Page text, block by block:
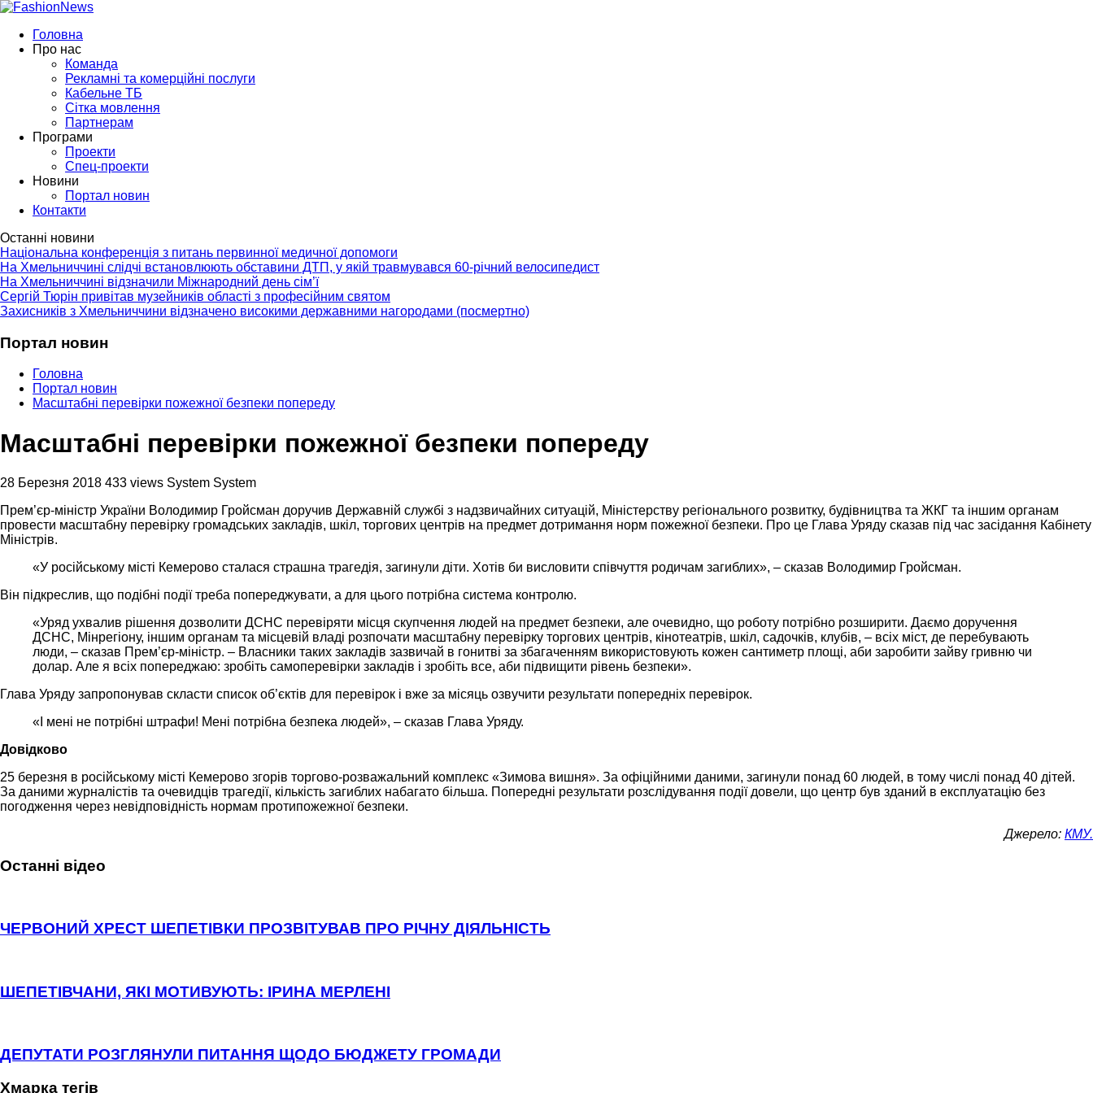
Головна
Про нас
Команда
Рекламні та комерційні послуги
Кабельне ТБ
Сітка мовлення
Партнерам
Програми
Проекти
Спец-проекти
Новини
Портал новин
Контакти
Останні новини
Національна конференція з питань первинної медичної допомоги
На Хмельниччині слідчі встановлюють обставини ДТП, у якій травмувався 60-річний велосипедист
На Хмельниччині відзначили Міжнародний день сім’ї
Сергій Тюрін привітав музейників області з професійним святом
Захисників з Хмельниччини відзначено високими державними нагородами (посмертно)
Портал новин
Головна
Портал новин
Масштабні перевірки пожежної безпеки попереду
Масштабні перевірки пожежної безпеки попереду
28 Березня 2018 433 views System System
Прем’єр-міністр України Володимир Гройсман доручив Державній службі з надзвичайних ситуацій, Міністерству регіонального розвитку, будівництва та ЖКГ та іншим органам
провести масштабну перевірку громадських закладів, шкіл, торгових центрів на предмет дотримання норм пожежної безпеки. Про це Глава Уряду сказав під час засідання Кабінету
Міністрів.
«У російському місті Кемерово сталася страшна трагедія, загинули діти. Хотів би висловити співчуття родичам загиблих», – сказав Володимир Гройсман.
Він підкреслив, що подібні події треба попереджувати, а для цього потрібна система контролю.
«Уряд ухвалив рішення дозволити ДСНС перевіряти місця скупчення людей на предмет безпеки, але очевидно, що роботу потрібно розширити. Даємо доручення
ДСНС, Мінрегіону, іншим органам та місцевій владі розпочати масштабну перевірку торгових центрів, кінотеатрів, шкіл, садочків, клубів, – всіх міст, де перебувають
люди, – сказав Прем’єр-міністр. – Власники таких закладів зазвичай в гонитві за збагаченням використовують кожен сантиметр площі, аби заробити зайву гривню чи
долар. Але я всіх попереджаю: зробіть самоперевірки закладів і зробіть все, аби підвищити рівень безпеки».
Глава Уряду запропонував скласти список об’єктів для перевірок і вже за місяць озвучити результати попередніх перевірок.
«І мені не потрібні штрафи! Мені потрібна безпека людей», – сказав Глава Уряду.
Довідково
25 березня в російському місті Кемерово згорів торгово-розважальний комплекс «Зимова вишня». За офіційними даними, загинули понад 60 людей, в тому числі понад 40 дітей.
За даними журналістів та очевидців трагедії, кількість загиблих набагато більша. Попередні результати розслідування події довели, що центр був зданий в експлуатацію без
погодження через невідповідність нормам протипожежної безпеки.
Джерело: КМУ.
Останні відео
ЧЕРВОНИЙ ХРЕСТ ШЕПЕТІВКИ ПРОЗВІТУВАВ ПРО РІЧНУ ДІЯЛЬНІСТЬ
ШЕПЕТІВЧАНИ, ЯКІ МОТИВУЮТЬ: ІРИНА МЕРЛЕНІ
ДЕПУТАТИ РОЗГЛЯНУЛИ ПИТАННЯ ЩОДО БЮДЖЕТУ ГРОМАДИ
Хмарка тегів